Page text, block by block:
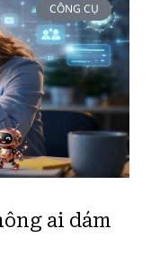
CÔNG CỤ
ai dám